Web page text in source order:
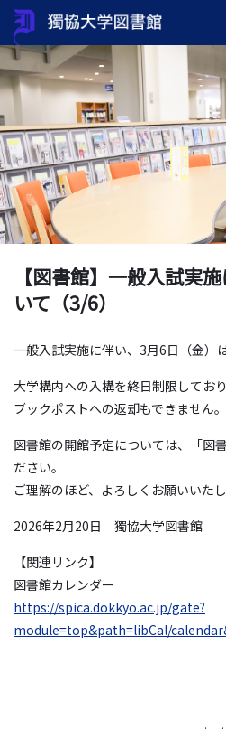
【図書館】一般入試実
いて（3/6）
一般入試実施に伴い、3月6日（金）
大学構内への入構を終日制限しており
ブックポストへの返却もできません。
図書館の開館予定については、「図
ださい。
ご理解のほど、よろしくお願いいたし
2026年2月20日 獨協大学図書館
【関連リンク】
図書館カレンダー
https://spica.dokkyo.ac.jp/gate?
module=top&path=libCal/